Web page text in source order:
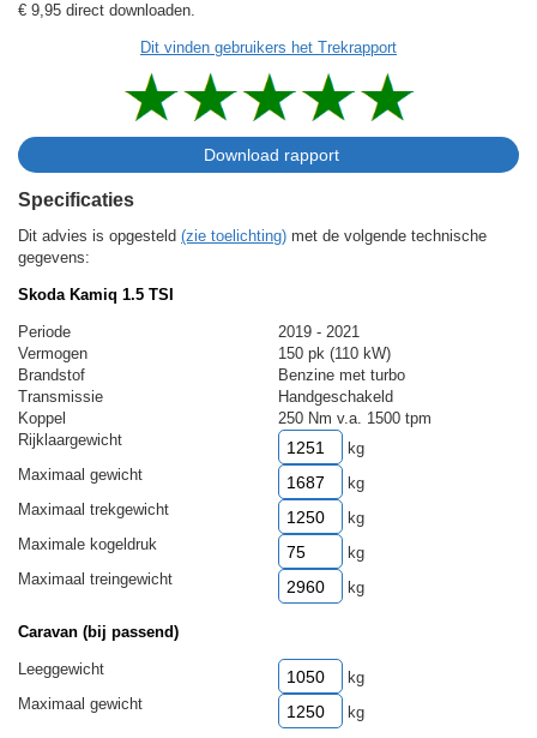
€ 9,95 direct downloaden.
Dit vinden gebruikers het Trekrapport
Specificaties
Dit advies is opgesteld (zie toelichting) met de volgende technische
gegevens:
Skoda Kamiq 1.5 TSI
Periode
2019 - 2021
Vermogen
150 pk (110 kW)
Brandstof
Benzine met turbo
Transmissie
Handgeschakeld
Koppel
250 Nm v.a. 1500 tpm
Rijklaargewicht
kg
Maximaal gewicht
kg
Maximaal trekgewicht
kg
Maximale kogeldruk
kg
Maximaal treingewicht
kg
Caravan (bij passend)
Leeggewicht
kg
Maximaal gewicht
kg